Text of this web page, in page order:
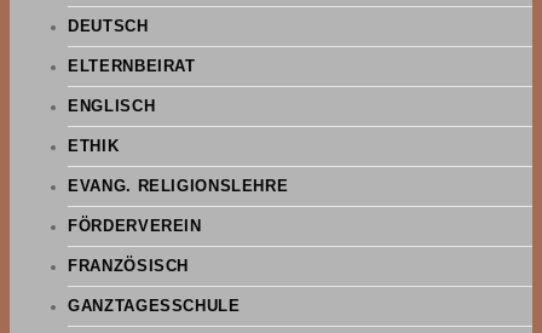
DEUTSCH
ELTERNBEIRAT
ENGLISCH
ETHIK
EVANG. RELIGIONSLEHRE
FÖRDERVEREIN
FRANZÖSISCH
GANZTAGESSCHULE